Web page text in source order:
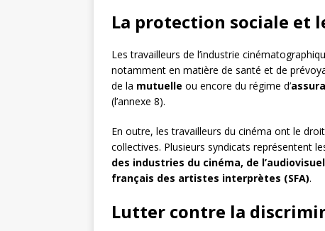
La protection sociale et
Les travailleurs de l’industrie
notamment en matière de santé et de
de la mutuelle ou encore du régime d’
(l’annexe 8).
En outre, les travailleurs du cinéma ont le
collectives. Plusieurs syndicats représentent
des industries du cinéma, de
français des artistes interprètes (SFA).
Lutter contre la